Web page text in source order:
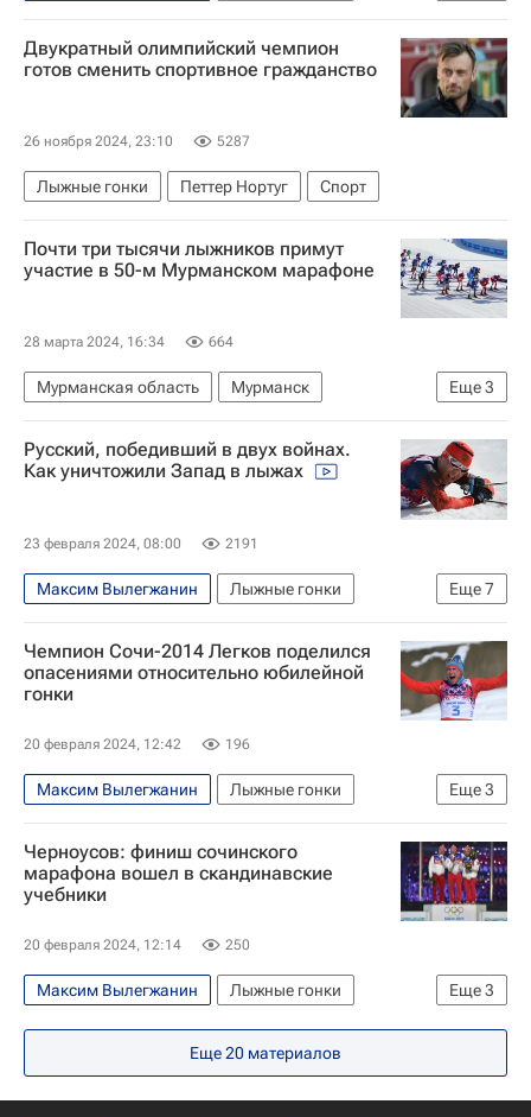
Спорт
Лыжные виды спорта
Двукратный олимпийский чемпион
готов сменить спортивное гражданство
26 ноября 2024, 23:10 5287
Лыжные гонки Петтер Нортуг Спорт
Почти три тысячи лыжников примут
участие в 50-м Мурманском марафоне
28 марта 2024, 16:34 664
Еще3
Мурманская область
Мурманск
Александр Панжинский
Денис Спицов
Иван Якимушкин
Русский, победивший в двух войнах.
Как уничтожили Запад в лыжах
23 февраля 2024, 08:00 2191
Еще7
Максим Вылегжанин
Лыжные гонки
Илья Черноусов
Мартин Йонсруд Сундбю
Спортивный арбитражный суд (CAS)
Всемирное антидопинговое агентство (WADA)
Международный олимпийский комитет (МОК)
Зимние Олимпийские игры 2014
Авторы РИА Новости Спорт
Чемпион Сочи-2014 Легков поделился
опасениями относительно юбилейной
гонки
20 февраля 2024, 12:42 196
Еще3
Максим Вылегжанин
Лыжные гонки
Александр Легков
Илья Черноусов
Зимние Олимпийские игры 2014
Черноусов: финиш сочинского
марафона вошел в скандинавские
учебники
20 февраля 2024, 12:14 250
Еще3
Максим Вылегжанин
Лыжные гонки
Илья Черноусов
Александр Легков
Зимние Олимпийские игры 2014
Еще20 материалов